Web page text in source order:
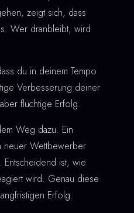
zeigt sich, dass
Wer dranbleibt, wird
du in deinem Tempo
Verbesserung deiner
flüchtige Erfolg.
Weg dazu. Ein
neuer Wettbewerber
ist, wie
wird. Genau diese
Erfolg.